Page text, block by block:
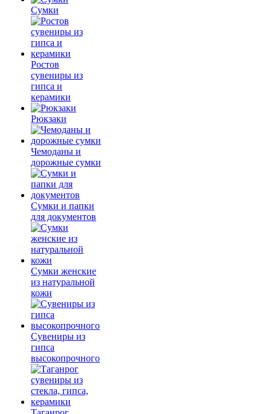
Сумки
Ростов
сувениры из
гипса и
керамики
Рюкзаки
Чемоданы и
дорожные сумки
Сумки и папки
для документов
Сумки женские
из натуральной
кожи
Сувениры из
гипса
высокопрочного